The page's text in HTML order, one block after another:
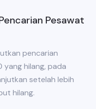
Pesawat
pencarian
yang hilang, pada
setelah lebih
hilang.